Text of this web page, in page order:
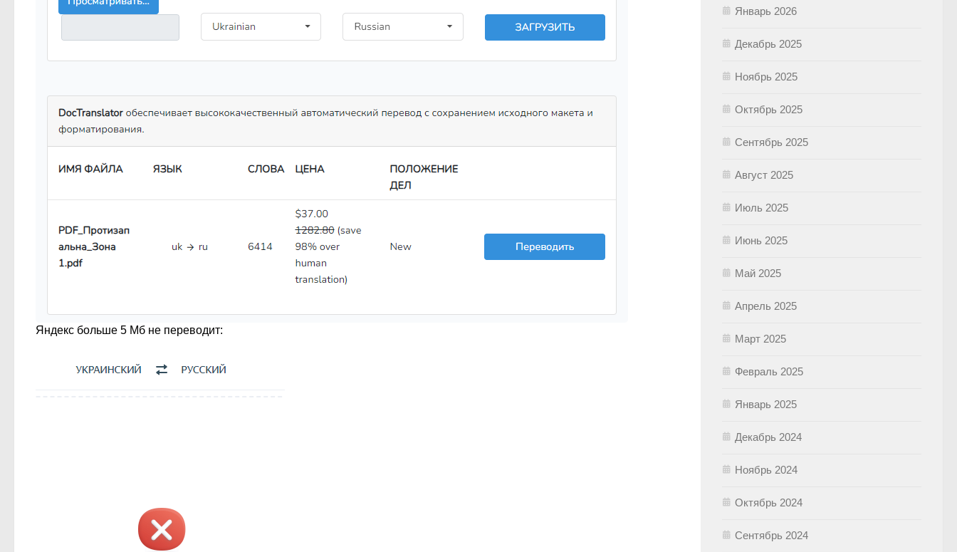
Яндекс больше 5 Мб не переводит:
Январь 2026
Декабрь 2025
Ноябрь 2025
Октябрь 2025
Сентябрь 2025
Август 2025
Июль 2025
Июнь 2025
Май 2025
Апрель 2025
Март 2025
Февраль 2025
Январь 2025
Декабрь 2024
Ноябрь 2024
Октябрь 2024
Сентябрь 2024